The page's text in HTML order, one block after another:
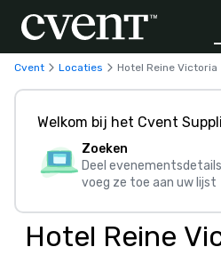
Cvent Locaties Hotel Reine Victoria
Welkom bij het Cvent
Zoeken
Deel
voeg ze toe aan uw lijst
Hotel Reine